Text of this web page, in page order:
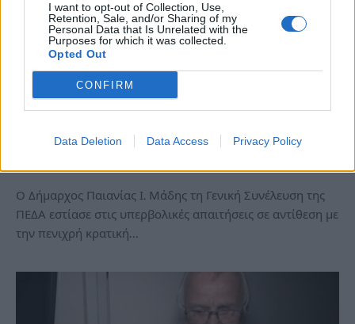
I want to opt-out of Collection, Use,
Retention, Sale, and/or Sharing of my
Personal Data that Is Unrelated with the
Purposes for which it was collected.
Opted Out
CONFIRM
Data Deletion Data Access Privacy Policy
ΠΑΙΑΝΙΑ
Δήμος Παιανίας – Ισ. Μάδης:
«Υπερβολικές απαιτήσεις με πενιχρή
Προστασία – anattica
Ο Δήμαρχος Παιανίας Ι. Μάδης τη Γενική Συνέλευση της
ΠΕΔΑ εστίασε στις υπερβολικές απαιτήσεις σε αντίθεση με
την πενιχρή κρατική…